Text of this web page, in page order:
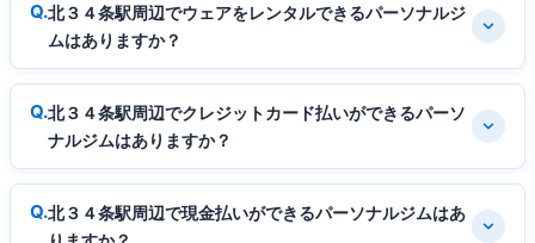
北３４条駅周辺でウェアをレンタルできるパーソナルジ
ムはありますか？
北３４条駅周辺でクレジットカード払いができるパーソ
ナルジムはありますか？
北３４条駅周辺で現金払いができるパーソナルジムはあ